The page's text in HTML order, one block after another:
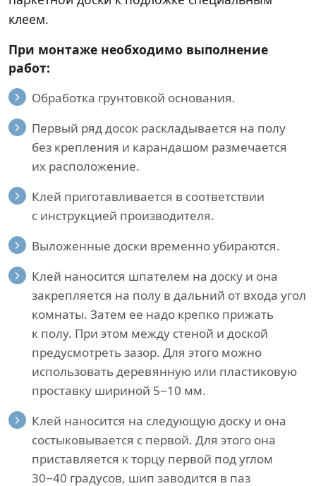
клеем.
При монтаже необходимо выполнение
работ:
Обработка грунтовкой основания.
Первый ряд досок раскладывается на полу
без крепления и карандашом размечается
их расположение.
Клей приготавливается в соответствии
с инструкцией производителя.
Выложенные доски временно убираются.
Клей наносится шпателем на доску и она
закрепляется на полу в дальний от входа угол
комнаты. Затем ее надо крепко прижать
к полу. При этом между стеной и доской
предусмотреть зазор. Для этого можно
использовать деревянную или пластиковую
проставку шириной 5−10 мм.
Клей наносится на следующую доску и она
состыковывается с первой. Для этого она
приставляется к торцу первой под углом
30−40 градусов, шип заводится в паз